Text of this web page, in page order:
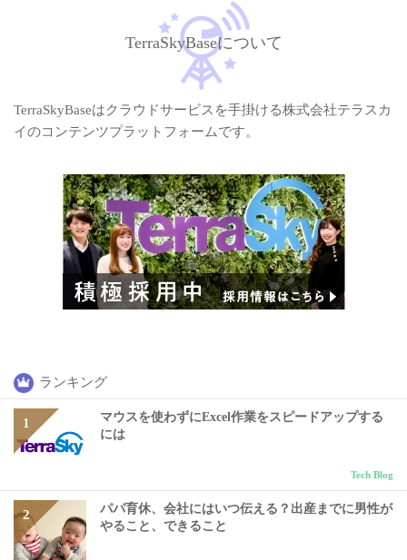
TerraSkyBaseについて
TerraSkyBaseはクラウドサービスを手掛ける株式会社テラスカ
イのコンテンツプラットフォームです。
ランキング
マウスを使わずにExcel作業をスピードアップする
には
Tech Blog
パパ育休、会社にはいつ伝える？出産までに男性が
やること、できること